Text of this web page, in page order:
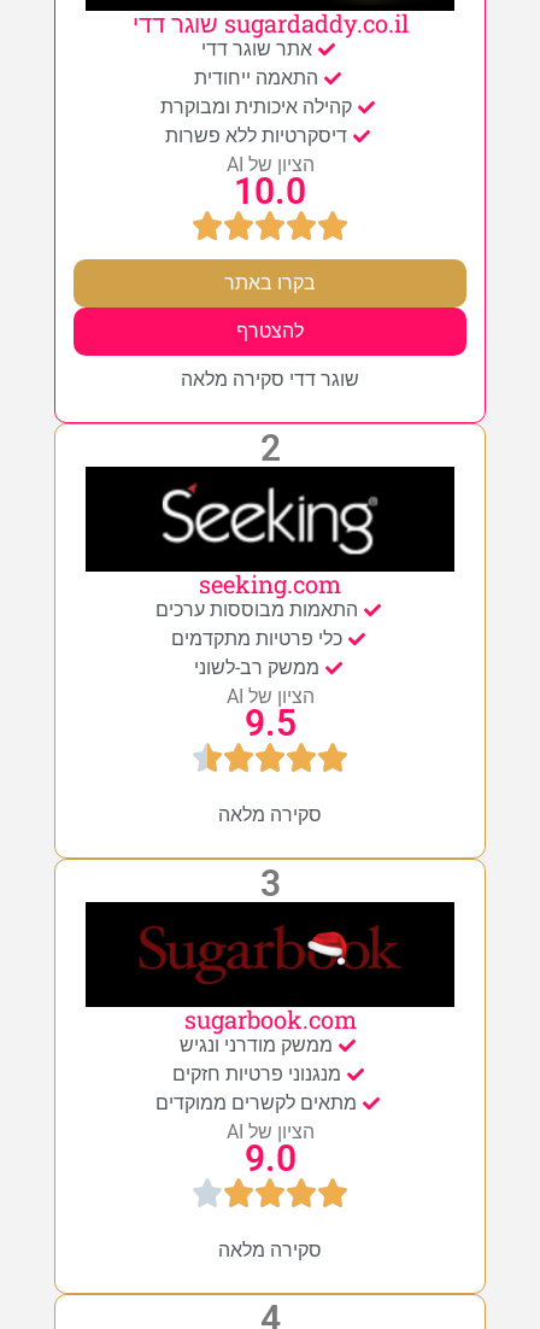
הציון של AI
10.0
sugardaddy.co.il שוגר דדי
אתר שוגר דדי
התאמה ייחודית
קהילה איכותית ומבוקרת
דיסקרטיות ללא פשרות
בקרו באתר
להצטרף
שוגר דדי סקירה מלאה
הציון של AI
seeking.com
התאמות מבוססות ערכים
כלי פרטיות מתקדמים
ממשק רב-לשוני
סקירה מלאה
הציון של AI
sugarbook.com
ממשק מודרני ונגיש
מנגנוני פרטיות חזקים
מתאים לקשרים ממוקדים
סקירה מלאה